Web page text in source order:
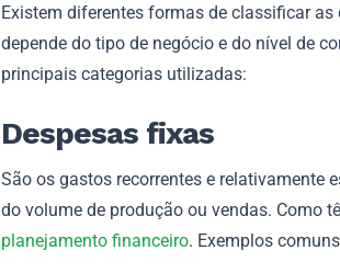
Existem diferentes formas de classificar as
depende do tipo de negócio e do nível de
principais categorias utilizadas:
Despesas fixas
São os gastos recorrentes e relativamente
do volume de produção ou vendas. Como
planejamento financeiro. Exemplos